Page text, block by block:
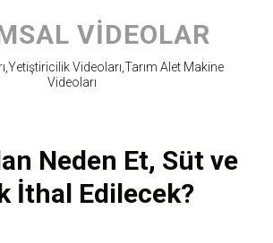
content
VIDEOLAR
Videoları,Tarım Alet Makine
Videoları
Neden Et, Süt ve
İthal Edilecek?